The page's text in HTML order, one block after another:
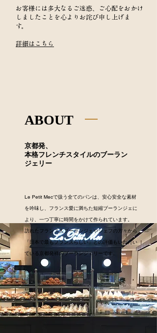
お客様には多大なるご迷惑、ご心配をおかけ
しましたことを心よりお詫び申し上げま
す。
​詳細はこちら
ABOUT
​Le Petit Mecで扱う全てのパンは、安心安全な素材
を吟味し、フランス愛に満ちた短縮ブーランジェに
より、一つ丁寧に時間をかけて作られています。
訪れたフランス人ブーランジェやシェフの方々から
「日本で最もフランスらしい」との評価もいただい
ている京都発祥のブーランジェリーです。
京都発、
本格フレンチスタイルのブーラン
ジェリー